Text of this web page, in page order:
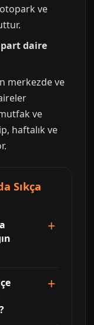
ve
daire
merkezde ve
ve
haftalık ve
Sıkça